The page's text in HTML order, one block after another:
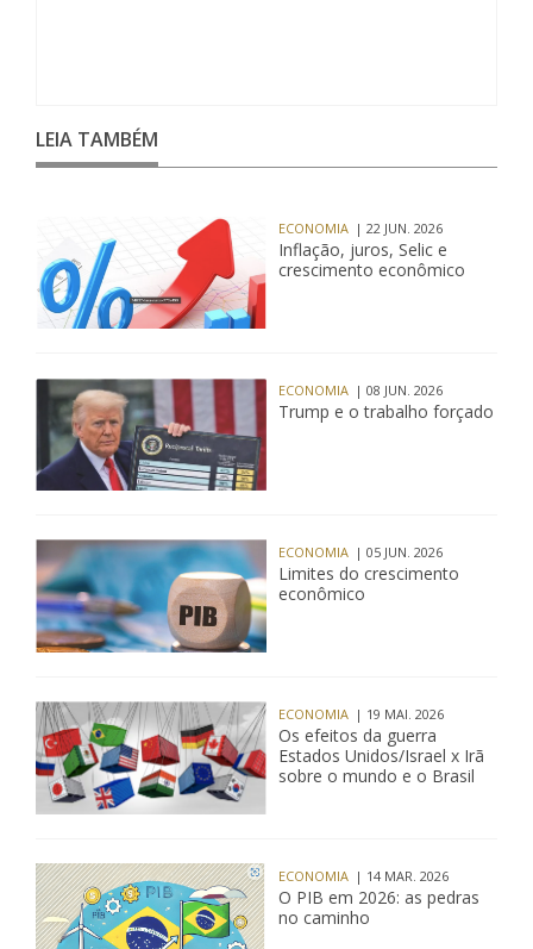
LEIA TAMBÉM
ECONOMIA | 22 JUN. 2026
Inflação, juros, Selic e
crescimento econômico
ECONOMIA | 08 JUN. 2026
Trump e o trabalho forçado
ECONOMIA | 05 JUN. 2026
Limites do crescimento
econômico
ECONOMIA | 19 MAI. 2026
Os efeitos da guerra
Estados Unidos/Israel x Irã
sobre o mundo e o Brasil
ECONOMIA | 14 MAR. 2026
O PIB em 2026: as pedras
no caminho